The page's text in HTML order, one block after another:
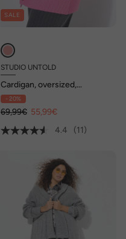
SALE
STUDIO UNTOLD
Cardigan, oversized,
hartmotief, V-hals
- 20%
69,99€ 55,99€
4.4
(11)